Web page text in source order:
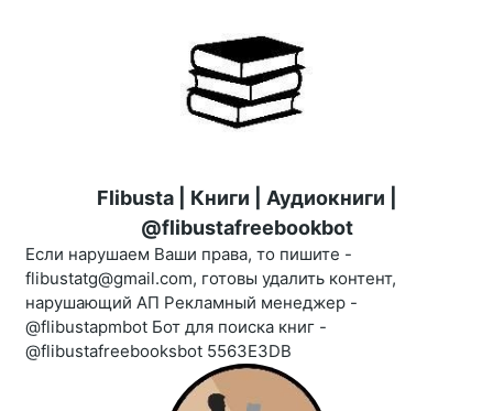
Flibusta | Книги | Аудиокниги |
@flibustafreebookbot
Если нарушаем Ваши права, то пишите -
flibustatg@gmail.com, готовы удалить контент,
нарушающий АП Рекламный менеджер -
@flibustapmbot Бот для поиска книг -
@flibustafreebooksbot 5563E3DB